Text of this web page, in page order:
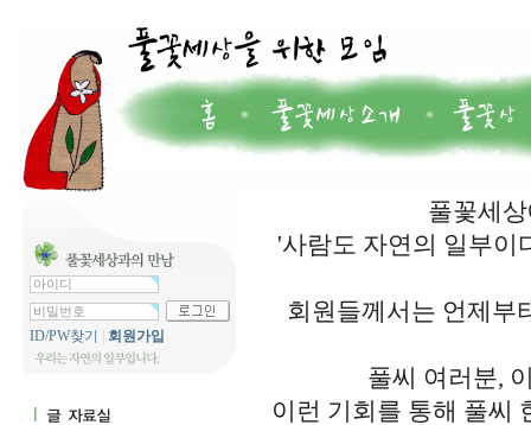
ID/PW찾기 회원가입
풀꽃세
'사람도 자연의 일부이
회원들께서는 언제부
풀씨 여러분,
이런 기회를 통해 풀씨